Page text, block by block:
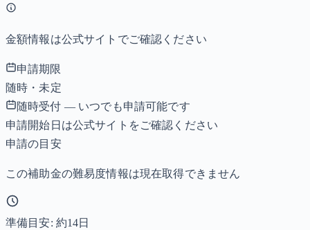
金額情報は公式サイトでご確認ください
申請期限
随時・未定
随時受付 — いつでも申請可能です
申請開始日は公式サイトをご確認ください
申請の目安
この補助金の難易度情報は現在取得できません
準備目安: 約14日